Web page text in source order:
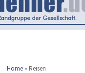
Home » Reisen